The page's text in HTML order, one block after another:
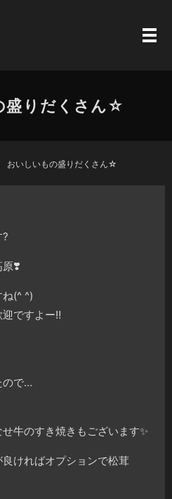
盛りだくさん☆
おいしいもの盛りだくさん☆
?
原❣️
(^ ^)
ですよー‼️
ので…
牛のすき焼きもございます✨
ければオプションで松茸